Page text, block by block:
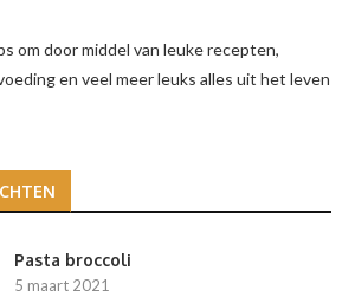
om door middel van leuke recepten,
en veel meer leuks alles uit het leven
Pasta broccoli
5 maart 2021